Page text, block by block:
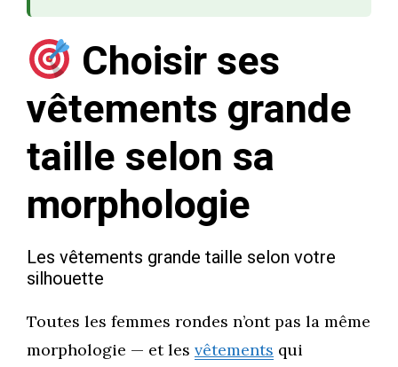
Choisir ses
vêtements grande
taille selon sa
morphologie
Les vêtements grande taille selon votre
silhouette
Toutes les femmes rondes n’ont pas la même
morphologie — et les vêtements qui